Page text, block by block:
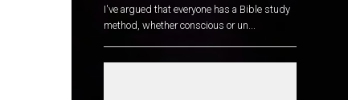
I've argued that everyone has a Bible study
method, whether conscious or un...